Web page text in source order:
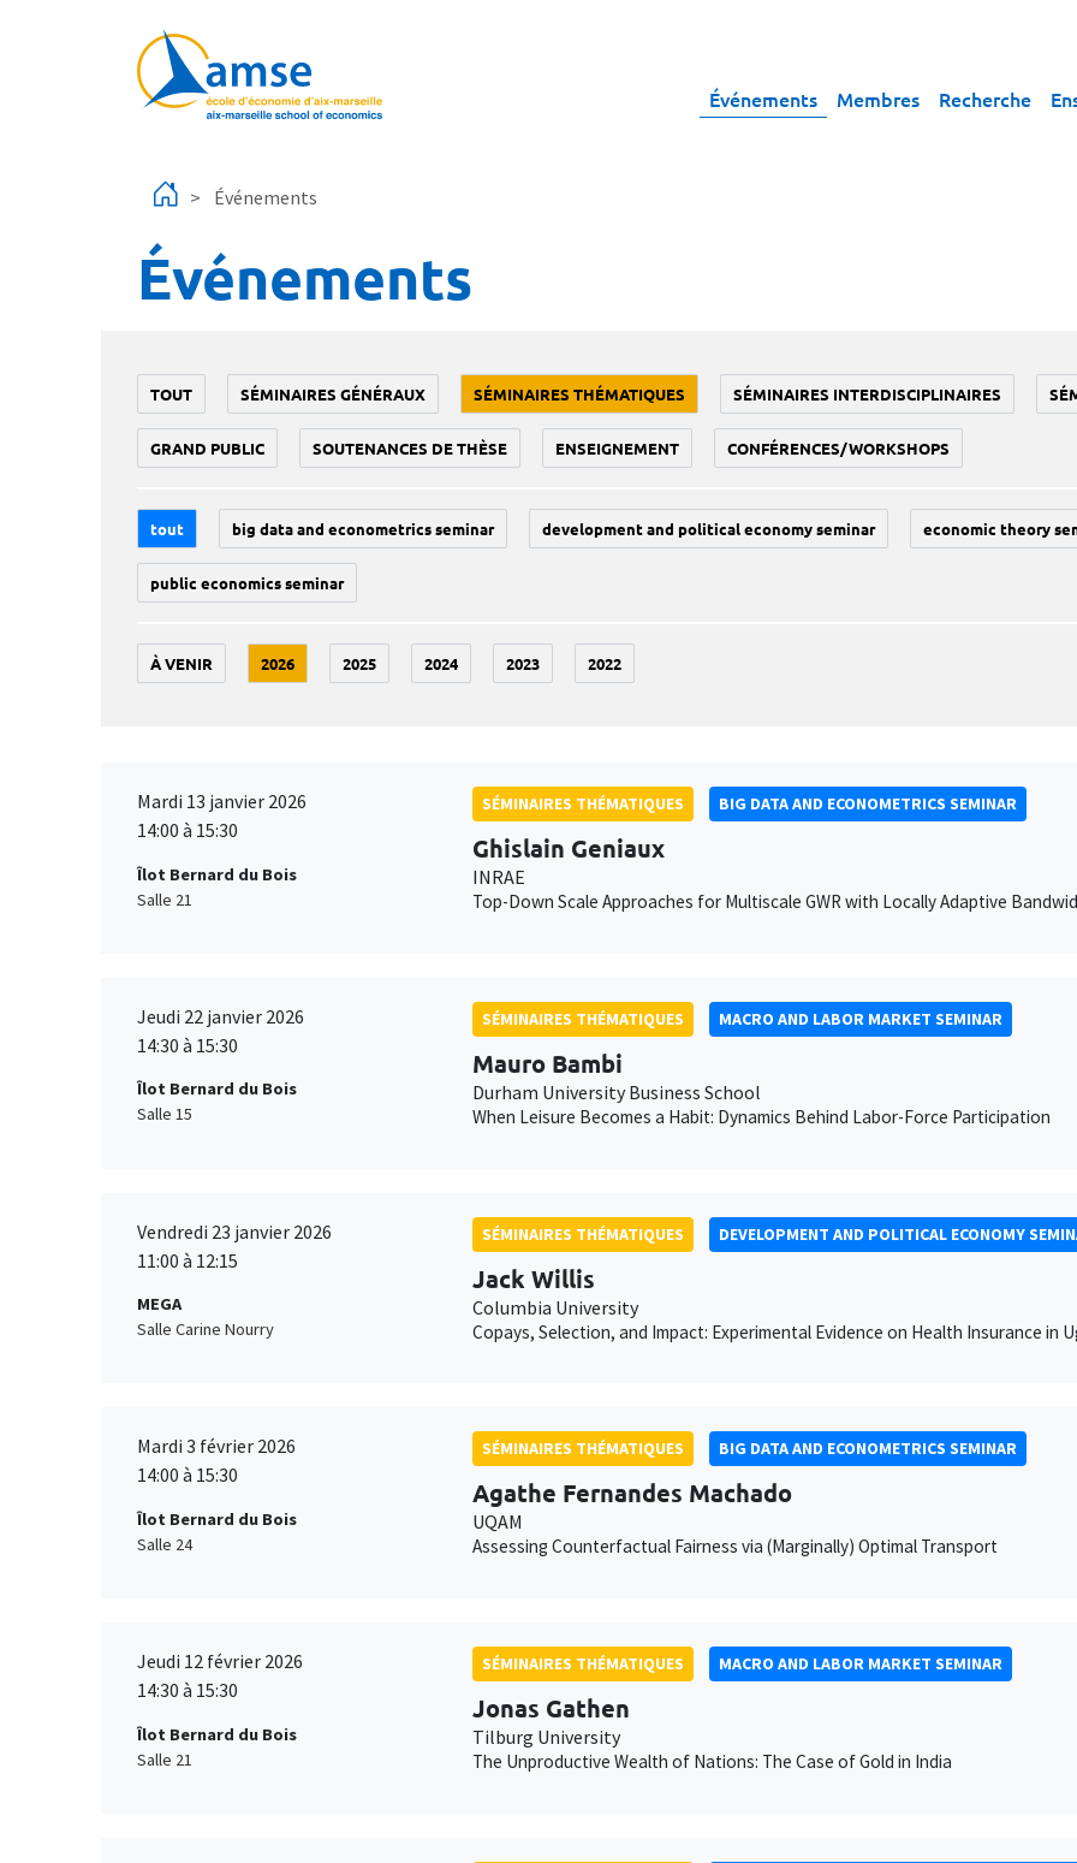
Événements Membres Recherche
Événements
Événements
TOUT SÉMINAIRES GÉNÉRAUX SÉMINAIRES THÉMATIQUES SÉMINAIRES INTERDISCIPLINAIRES
GRAND PUBLIC SOUTENANCES DE THÈSE ENSEIGNEMENT CONFÉRENCES/WORKSHOPS
tout big data and econometrics seminar development and political economy seminar economic theory
public economics seminar
À VENIR 2026 2025 2024 2023 2022
Mardi 13 janvier 2026
14:00 à 15:30
Îlot Bernard du Bois
Salle 21
SÉMINAIRES THÉMATIQUES BIG DATA AND ECONOMETRICS SEMINAR
Ghislain Geniaux
INRAE
Top-Down Scale Approaches for Multiscale GWR with Locally Adaptive
Jeudi 22 janvier 2026
14:30 à 15:30
Îlot Bernard du Bois
Salle 15
SÉMINAIRES THÉMATIQUES MACRO AND LABOR MARKET SEMINAR
Mauro Bambi
Durham University Business School
When Leisure Becomes a Habit: Dynamics Behind Labor-Force Participation
Vendredi 23 janvier 2026
11:00 à 12:15
MEGA
Salle Carine Nourry
SÉMINAIRES THÉMATIQUES DEVELOPMENT AND POLITICAL ECONOMY
Jack Willis
Columbia University
Copays, Selection, and Impact: Experimental Evidence on Health Insurance in
Mardi 3 février 2026
14:00 à 15:30
Îlot Bernard du Bois
Salle 24
SÉMINAIRES THÉMATIQUES BIG DATA AND ECONOMETRICS SEMINAR
Agathe Fernandes Machado
UQAM
Assessing Counterfactual Fairness via (Marginally) Optimal Transport
Jeudi 12 février 2026
14:30 à 15:30
Îlot Bernard du Bois
Salle 21
SÉMINAIRES THÉMATIQUES MACRO AND LABOR MARKET SEMINAR
Jonas Gathen
Tilburg University
The Unproductive Wealth of Nations: The Case of Gold in India